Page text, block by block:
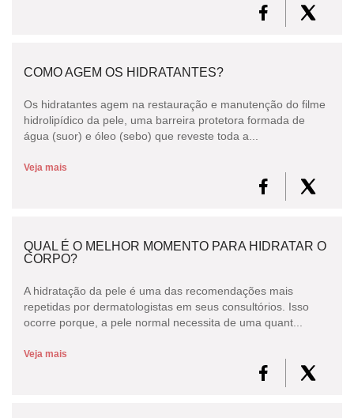
COMO AGEM OS HIDRATANTES?
Os hidratantes agem na restauração e manutenção do filme
hidrolipídico da pele, uma barreira protetora formada de
água (suor) e óleo (sebo) que reveste toda a...
Veja mais
QUAL É O MELHOR MOMENTO PARA HIDRATAR O
CORPO?
A hidratação da pele é uma das recomendações mais
repetidas por dermatologistas em seus consultórios. Isso
ocorre porque, a pele normal necessita de uma quant...
Veja mais